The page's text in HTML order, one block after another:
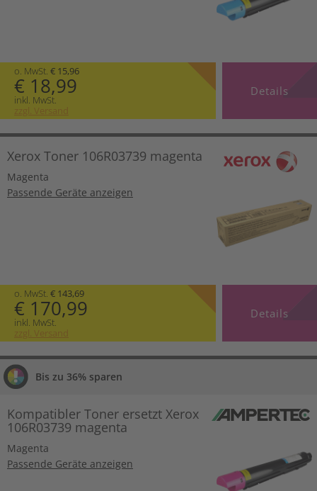
o. MwSt. € 15,96
€ 18,99
inkl. MwSt.
zzgl. Versand
Details
Xerox Toner 106R03739 magenta
Magenta
Passende Geräte anzeigen
o. MwSt. € 143,69
€ 170,99
inkl. MwSt.
zzgl. Versand
Details
Bis zu 36% sparen
Kompatibler Toner ersetzt Xerox
106R03739 magenta
Magenta
Passende Geräte anzeigen